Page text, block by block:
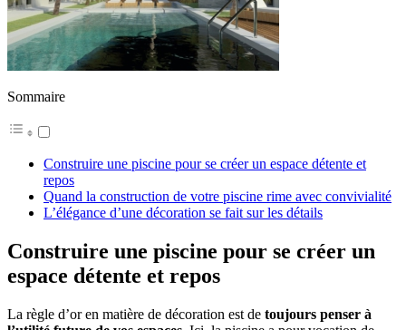
Sommaire
Construire une piscine pour se créer un espace détente et
repos
Quand la construction de votre piscine rime avec convivialité
L’élégance d’une décoration se fait sur les détails
Construire une piscine pour se créer un
espace détente et repos
La règle d’or en matière de décoration est de toujours penser à